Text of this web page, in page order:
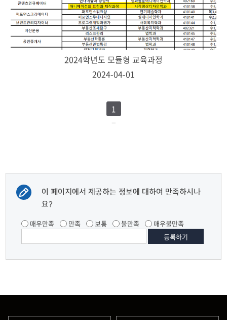
2024학년도 모듈형 교육과정
2024-04-01
1
이 페이지에서 제공하는 정보에 대하여 만족하시나
요?
매우만족 만족 보통 불만족 매우불만족